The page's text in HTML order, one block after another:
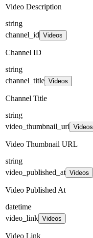
Video Description
string
channel_id Videos
Channel ID
string
channel_title Videos
Channel Title
string
video_thumbnail_url Videos
Video Thumbnail URL
string
video_published_at Videos
Video Published At
datetime
video_link Videos
Video Link